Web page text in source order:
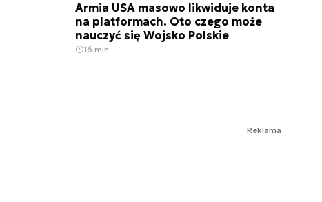
Armia USA masowo likwiduje konta
na platformach. Oto czego może
nauczyć się Wojsko Polskie
16 min.
Reklama